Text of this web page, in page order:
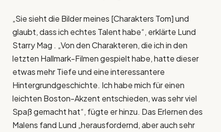
„Sie sieht die Bilder meines [Charakters Tom] und
glaubt, dass ich echtes Talent habe“, erklärte Lund
Starry Mag . „Von den Charakteren, die ich in den
letzten Hallmark-Filmen gespielt habe, hatte dieser
etwas mehr Tiefe und eine interessantere
Hintergrundgeschichte. Ich habe mich für einen
leichten Boston-Akzent entschieden, was sehr viel
Spaß gemacht hat“, fügte er hinzu. Das Erlernen des
Malens fand Lund „herausfordernd, aber auch sehr